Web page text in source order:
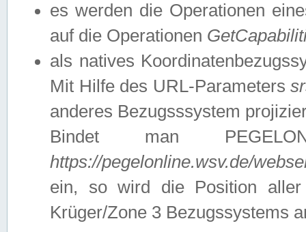
es werden die Operationen
auf die Operationen
als natives
Mit Hilfe des URL-Parameters
anderes Bezugsssystem
Bindet man
https://pegelonline.wsv.de/
ein, so wird die Position
Krüger/Zone 3 Bezugssystems